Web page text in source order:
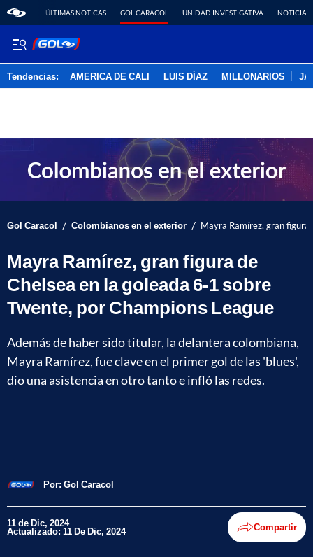
ÚLTIMAS NOTICAS GOL CARACOL UNIDAD INVESTIGATIVA NOTICIAS
Tendencias: AMERICA DE CALI LUIS DÍAZ MILLONARIOS
Gol Caracol / Colombianos en el exterior / Mayra Ramírez, gran figura
Mayra Ramírez, gran figura de
Chelsea en la goleada 6-1 sobre
Twente, por Champions League
Además de haber sido titular, la delantera colombiana,
Mayra Ramírez, fue clave en el primer gol de las 'blues',
dio una asistencia en otro tanto e infló las redes.
Por: Gol Caracol
11 de Dic, 2024
Actualizado: 11 De Dic, 2024 Compartir